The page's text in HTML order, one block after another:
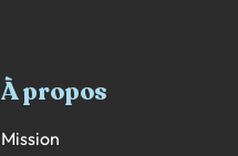
À propos
Mission